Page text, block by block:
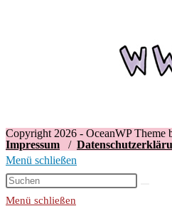
Copyright 2026 - OceanWP
Impressum /
Menü schließen
Menü schließen